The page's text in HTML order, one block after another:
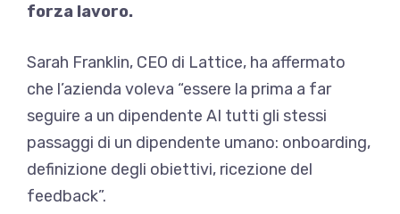
forza lavoro.
Sarah Franklin, CEO di Lattice, ha affermato
che l’azienda voleva “essere la prima a far
seguire a un dipendente AI tutti gli stessi
passaggi di un dipendente umano: onboarding,
definizione degli obiettivi, ricezione del
feedback”.